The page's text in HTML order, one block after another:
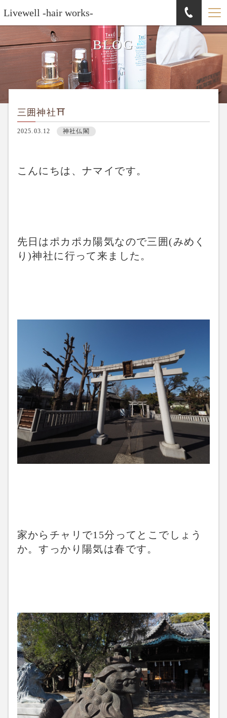
Livewell -hair works-
BLOG
三囲神社⛩️
2025.03.12 神社仏閣
こんにちは、ナマイです。
先日はポカポカ陽気なので三囲(みめく
り)神社に行って来ました。
家からチャリで15分ってとこでしょう
か。すっかり陽気は春です。